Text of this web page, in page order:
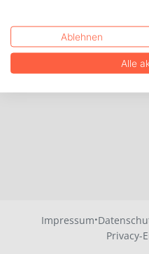
Impressum·
Privacy-
Ablehnen
Alle